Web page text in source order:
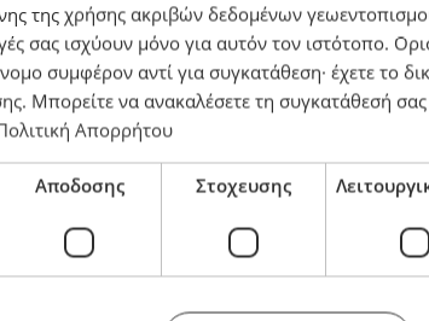
και «εκλέγεσθαι» των
της χρήσης ακριβών δεδομένων
σας ισχύουν μόνο για αυτόν τον ιστότοπο.
συμφέρον αντί για συγκατάθεση· έχετε το
. Μπορείτε να ανακαλέσετε τη συγκατάθεσή
Απορρήτου
Αποδοσης Στοχευσης